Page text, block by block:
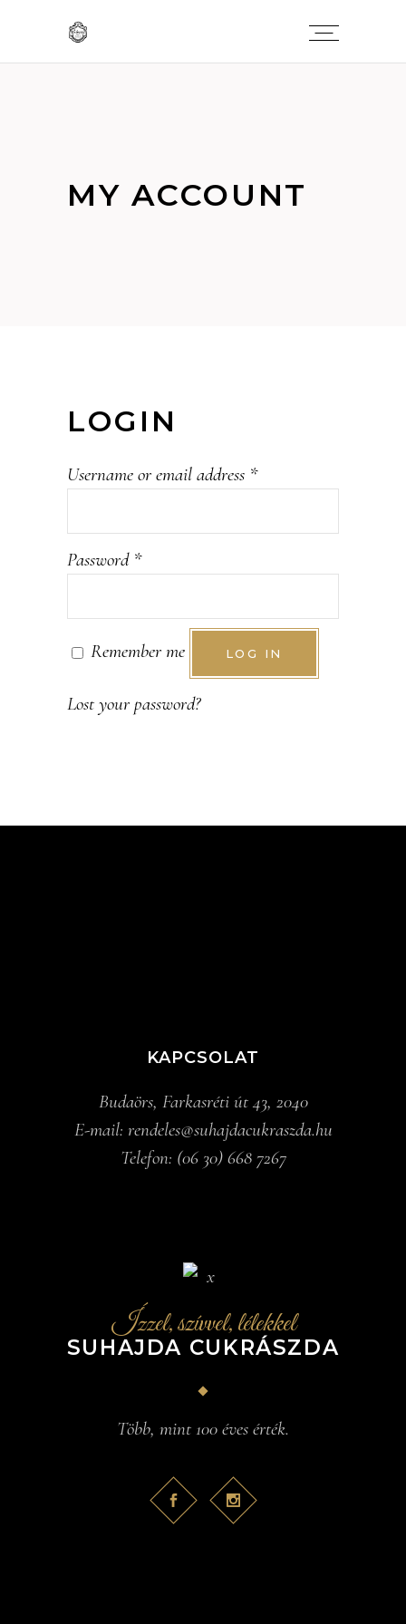
MY ACCOUNT
LOGIN
Username or email address *
Password *
Remember me LOG IN
Lost your password?
KAPCSOLAT
Budaörs, Farkasréti út 43, 2040
E-mail: rendeles@suhajdacukraszda.hu
Telefon: (06 30) 668 7267
Ízzel, szívvel, lélekkel
SUHAJDA CUKRÁSZDA
Több, mint 100 éves érték.